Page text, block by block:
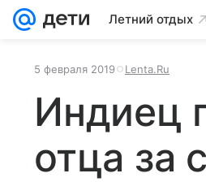
Летний отдых
5 февраля 2019 Lenta.Ru
Индиец
отца за